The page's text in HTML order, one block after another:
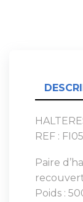
REF :
Paire
Poids :